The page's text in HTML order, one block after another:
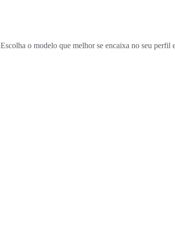
Escolha o modelo que melhor se encaixa no seu